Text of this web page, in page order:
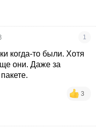
1
когда-то были. Хотя
они. Даже за
3